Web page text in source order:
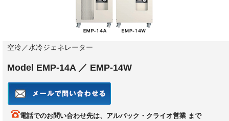
空冷／水冷ジェネレーター
Model EMP-14A ／ EMP-14W
電話でのお問い合わせ先は、アルバック・クライオ営業 まで